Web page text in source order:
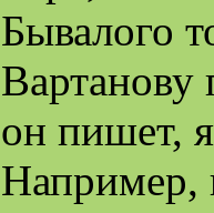
Бывалого
Вартанову
он пишет,
Например,